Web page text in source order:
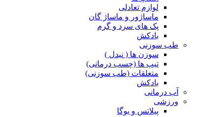
لوازم تعادلی
ماساژور و ماساژ گان
پک های سرد و گرم
بادکش
طب سوزنی
سوزن ها ( نیدل )
تیپ ها (چسب درمانی)
متعلقات (طب سوزنی)
بادکش
آب درمانی
ورزشی
پیلاتس و یوگا